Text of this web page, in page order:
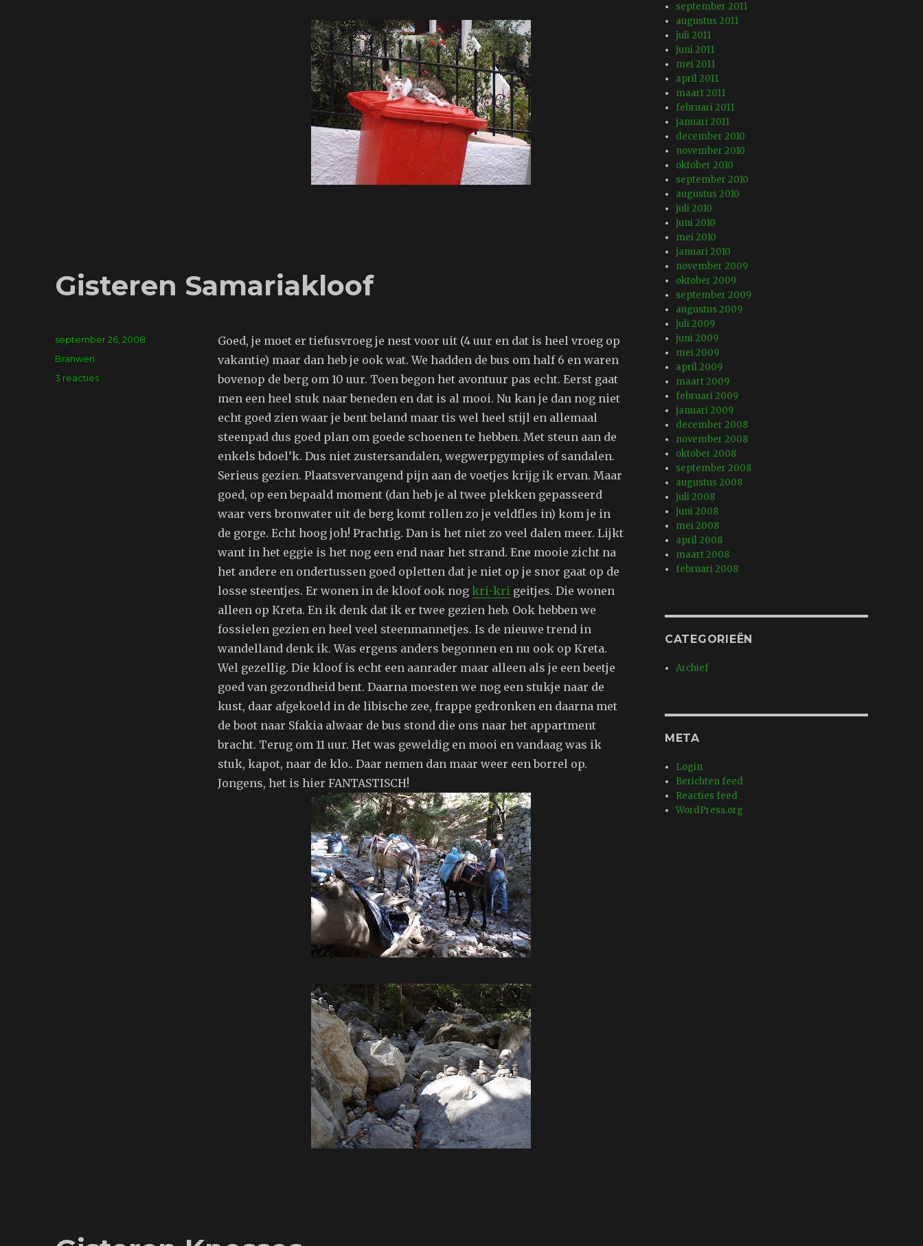
Gisteren Samariakloof
Goed, je moet er tiefusvroeg je nest voor uit (4 uur en dat is heel vroeg op
vakantie) maar dan heb je ook wat. We hadden de bus om half 6 en waren
bovenop de berg om 10 uur. Toen begon het avontuur pas echt. Eerst gaat
men een heel stuk naar beneden en dat is al mooi. Nu kan je dan nog niet
echt goed zien waar je bent beland maar tis wel heel stijl en allemaal
steenpad dus goed plan om goede schoenen te hebben. Met steun aan de
enkels bdoel’k. Dus niet zustersandalen, wegwerpgympies of sandalen.
Serieus gezien. Plaatsvervangend pijn aan de voetjes krijg ik ervan. Maar
goed, op een bepaald moment (dan heb je al twee plekken gepasseerd
waar vers bronwater uit de berg komt rollen zo je veldfles in) kom je in
de gorge. Echt hoog joh! Prachtig. Dan is het niet zo veel dalen meer. Lijkt
want in het eggie is het nog een end naar het strand. Ene mooie zicht na
het andere en ondertussen goed opletten dat je niet op je snor gaat op de
losse steentjes. Er wonen in de kloof ook nog kri-krigeitjes. Die wonen
alleen op Kreta. En ik denk dat ik er twee gezien heb. Ook hebben we
fossielen gezien en heel veel steenmannetjes. Is de nieuwe trend in
wandelland denk ik. Was ergens anders begonnen en nu ook op Kreta.
Wel gezellig. Die kloof is echt een aanrader maar alleen als je een beetje
goed van gezondheid bent. Daarna moesten we nog een stukje naar de
kust, daar afgekoeld in de libische zee, frappe gedronken en daarna met
de boot naar Sfakia alwaar de bus stond die ons naar het appartment
bracht. Terug om 11 uur. Het was geweldig en mooi en vandaag was ik
stuk, kapot, naar de klo.. Daar nemen dan maar weer een borrel op.
Jongens, het is hier FANTASTISCH!
Geplaatst
september 26, 2008
Tags
Branwen
3 reactiesop
september 2011
augustus 2011
juli 2011
juni 2011
mei 2011
april 2011
maart 2011
februari 2011
januari 2011
december 2010
november 2010
oktober 2010
september 2010
augustus 2010
juli 2010
juni 2010
mei 2010
januari 2010
november 2009
oktober 2009
september 2009
augustus 2009
juli 2009
juni 2009
mei 2009
april 2009
maart 2009
februari 2009
januari 2009
december 2008
november 2008
oktober 2008
september 2008
augustus 2008
juli 2008
juni 2008
mei 2008
april 2008
maart 2008
februari 2008
CATEGORIEËN
Archief
META
Login
Berichten feed
Reacties feed
WordPress.org